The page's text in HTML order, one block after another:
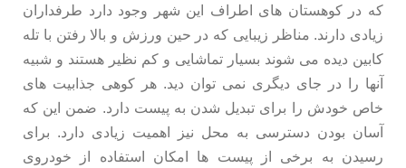
که در کوهستان های اطراف این شهر وجود دارد طرفداران
زیادی دارند. مناظر زیبایی که در حین ورزش و بالا رفتن با تله
کابین دیده می شوند بسیار تماشایی و کم نظیر هستند و شبیه
آنها را در جای دیگری نمی توان دید. هر کوهی جذابیت های
خاص خودش را برای تبدیل شدن به پیست دارد. ضمن این که
آسان بودن دسترسی به محل نیز اهمیت زیادی دارد. برای
رسیدن به برخی از پیست ها امکان استفاده از خودروی